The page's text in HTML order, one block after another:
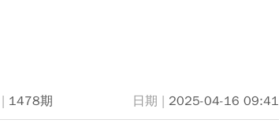
1478期 2025-04-16 09:41